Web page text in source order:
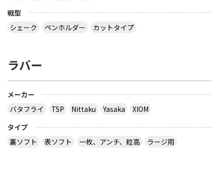
戦型
シェーク
ペンホルダー カットタイプ
ラバー
メーカー
バタフライ
TSP Nittaku Yasaka
XIOM
タイプ
裏ソフト
表ソフト 一枚、アンチ、粒高 ラージ用